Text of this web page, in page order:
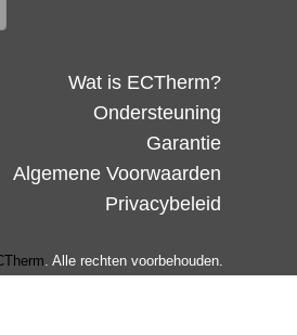
Wat is ECTherm?
Ondersteuning
Garantie
Algemene Voorwaarden
Privacybeleid
. Alle rechten voorbehouden.